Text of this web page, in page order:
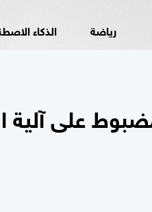
رياضة الذكاء
على